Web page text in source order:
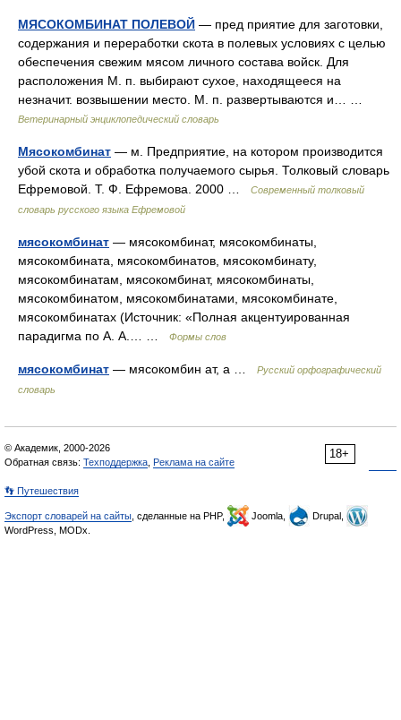
МЯСОКОМБИНАТ ПОЛЕВОЙ — пред приятие для заготовки,
содержания и переработки скота в полевых условиях с целью
обеспечения свежим мясом личного состава войск. Для
расположения М. п. выбирают сухое, находящееся на
незначит. возвышении место. М. п. развертываются и… …
Ветеринарный энциклопедический словарь
Мясокомбинат — м. Предприятие, на котором производится
убой скота и обработка получаемого сырья. Толковый словарь
Ефремовой. Т. Ф. Ефремова. 2000 …
Современный толковый
словарь русского языка Ефремовой
мясокомбинат — мясокомбинат, мясокомбинаты,
мясокомбината, мясокомбинатов, мясокомбинату,
мясокомбинатам, мясокомбинат, мясокомбинаты,
мясокомбинатом, мясокомбинатами, мясокомбинате,
мясокомбинатах (Источник: «Полная акцентуированная
парадигма по А. А.… …
Формы слов
мясокомбинат — мясокомбин ат, а …
Русский орфографический
словарь
18+
© Академик, 2000-2026
Обратная связь: Техподдержка Реклама на сайте
👣 Путешествия
Экспорт словарей на сайты , сделанные на PHP, Joomla,
Drupal,
WordPress, MODx.